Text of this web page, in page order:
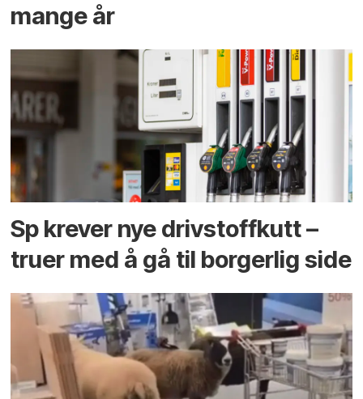
mange år
Sp krever nye drivstoffkutt –
truer med å gå til borgerlig side